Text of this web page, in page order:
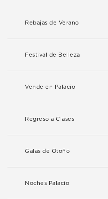
Rebajas de Verano
Festival de Belleza
Vende en Palacio
Regreso a Clases
Galas de Otoño
Noches Palacio